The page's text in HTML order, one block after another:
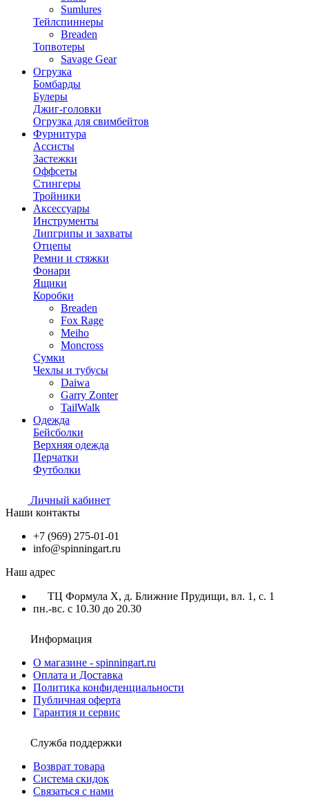
Sumlures
Тейлспиннеры
Breaden
Топвотеры
Savage Gear
Огрузка
Бомбарды
Булеры
Джиг-головки
Огрузка для свимбейтов
Фурнитура
Ассисты
Застежки
Оффсеты
Стингеры
Тройники
Аксессуары
Инструменты
Липгрипы и захваты
Отцепы
Ремни и стяжки
Фонари
Ящики
Коробки
Breaden
Fox Rage
Meiho
Moncross
Сумки
Чехлы и тубусы
Daiwa
Garry Zonter
TailWalk
Одежда
Бейсболки
Верхняя одежда
Перчатки
Футболки
Личный кабинет
Наши контакты
+7 (969) 275-01-01
info@spinningart.ru
Наш адрес
ТЦ Формула X, д. Ближние Прудищи, вл. 1, с. 1
пн.-вс. с 10.30 до 20.30
Информация
О магазине - spinningart.ru
Оплата и Доставка
Политика конфиденциальности
Публичная оферта
Гарантия и сервис
Служба поддержки
Возврат товара
Система скидок
Связаться с нами